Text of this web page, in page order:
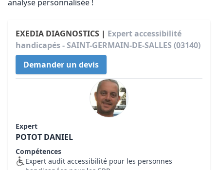
analyse personnalisée !
EXEDIA DIAGNOSTICS | Expert accessibilité
handicapés - SAINT-GERMAIN-DE-SALLES (03140)
Demander un devis
Expert
POTOT DANIEL
Compétences
Expert audit accessibilité pour les personnes